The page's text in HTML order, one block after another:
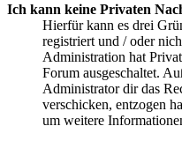
Ich kann keine Privaten
Hierfür kann es drei
registriert und / oder
Administration hat
Forum ausgeschaltet.
Administrator dir das
verschicken, entzogen
um weitere